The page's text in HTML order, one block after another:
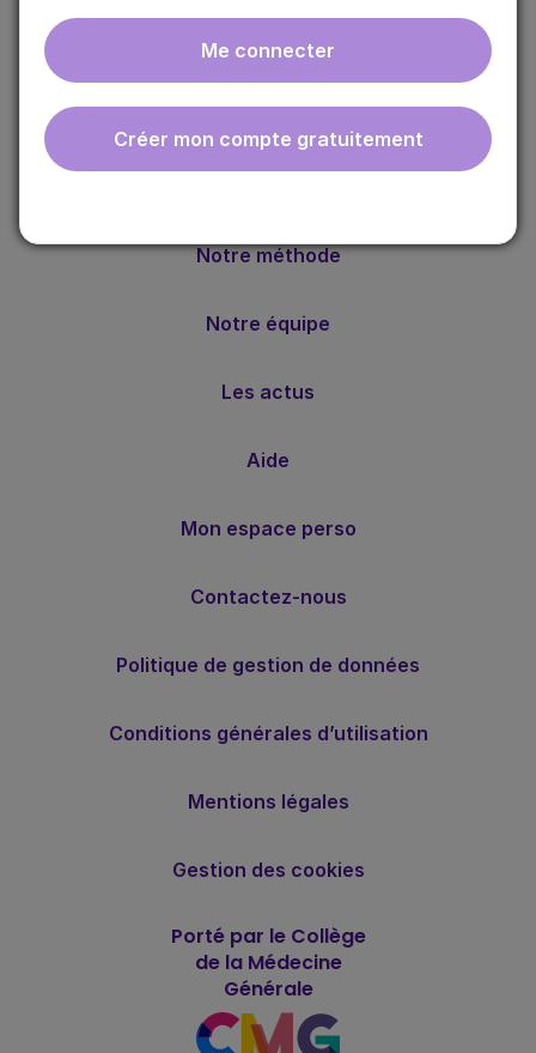
Me connecter
Créer mon compte gratuitement
ebmfrance est une base de connaissances médicales
gratuite adaptée à la pratique de la médecine générale.
Notre méthode
Notre équipe
Les actus
Aide
Mon espace perso
Contactez-nous
Politique de gestion de données
Conditions générales d’utilisation
Mentions légales
Gestion des cookies
Porté par le Collège
de la Médecine
Générale